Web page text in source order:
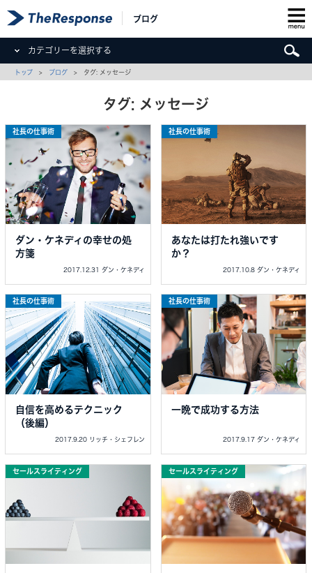
ブログ
カテゴリーを選択する
トップ > ブログ > タグ: メッセージ
タグ: メッセージ
社長の仕事術
ダン・ケネディの幸せの処
方箋
2017.12.31 ダン・ケネディ
社長の仕事術
あなたは打たれ強いです
か？
2017.10.8 ダン・ケネディ
社長の仕事術
自信を高めるテクニック
（後編）
2017.9.20 リッチ・シェフレン
社長の仕事術
一晩で成功する方法
2017.9.17 ダン・ケネディ
セールスライティング セールスライティング